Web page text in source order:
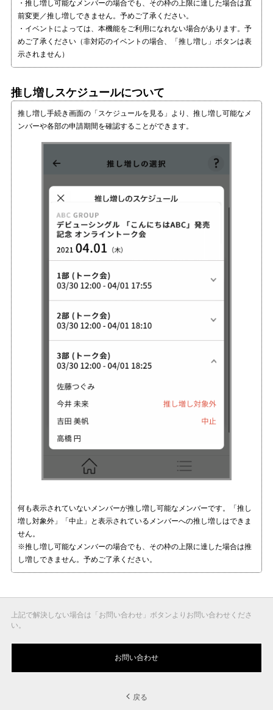
・推し増し可能なメンバーの場合でも、その枠の上限に達した場合は直
前変更／推し増しできません。予めご了承ください。
・イベントによっては、本機能をご利用になれない場合があります。予
めご了承ください（非対応のイベントの場合、「推し増し」ボタンは表
示されません）
推し増しスケジュールについて
推し増し手続き画面の「スケジュールを見る」より、推し増し可能なメ
ンバーや各部の申請期間を確認することができます。
何も表示されていないメンバーが推し増し可能なメンバーです。「推し
増し対象外」「中止」と表示されているメンバーへの推し増しはできま
せん。
※推し増し可能なメンバーの場合でも、その枠の上限に達した場合は推
し増しできません。予めご了承ください。
上記で解決しない場合は「お問い合わせ」ボタンよりお問い合わせくださ
い。
お問い合わせ
戻る